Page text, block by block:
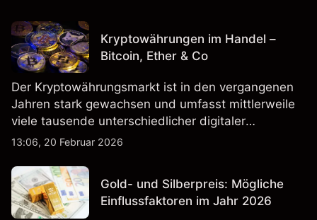
Kryptowährungen im Handel –
Bitcoin, Ether & Co
Der Kryptowährungsmarkt ist in den vergangenen
Jahren stark gewachsen und umfasst mittlerweile
viele tausende unterschiedlicher digitaler
Währungen.
13:06, 20 Februar 2026
Gold- und Silberpreis: Mögliche
Einflussfaktoren im Jahr 2026